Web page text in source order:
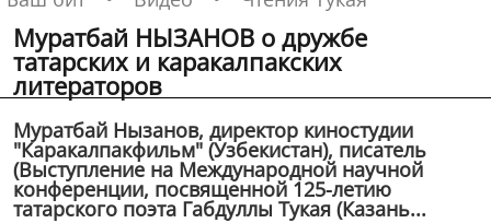
Муратбай НЫЗАНОВ о дружбе
татарских и каракалпакских
литераторов
Муратбай Нызанов, директор киностудии
"Каракалпакфильм" (Узбекистан), писатель
(Выступление на Международной научной
конференции, посвященной 125-летию
татарского поэта Габдуллы Тукая (Казань...